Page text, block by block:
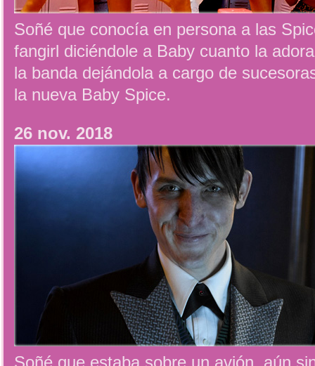
Soñé que conocía en persona a las
fangirl diciéndole a Baby cuanto la
la banda dejándola a cargo de
la nueva Baby Spice.
26 nov. 2018